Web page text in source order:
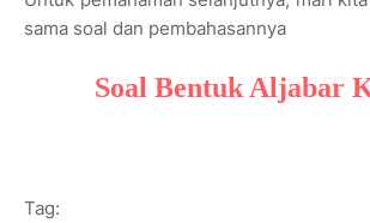
sama soal dan pembahasannya
Soal Bentuk Aljabar
Tag: